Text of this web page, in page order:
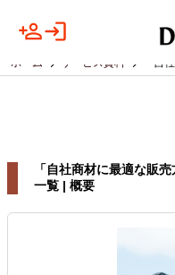
ホーム サービス資料 「自
「自社商材に最適な販
一覧 | 概要